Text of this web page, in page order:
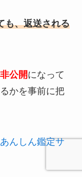
も、返送される
公開になって
かを事前に把
んしん鑑定サ